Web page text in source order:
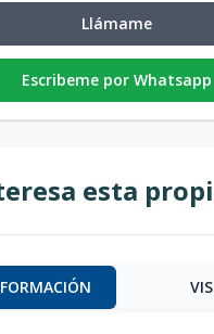
Llámame
Escribeme por Whatsapp
esta